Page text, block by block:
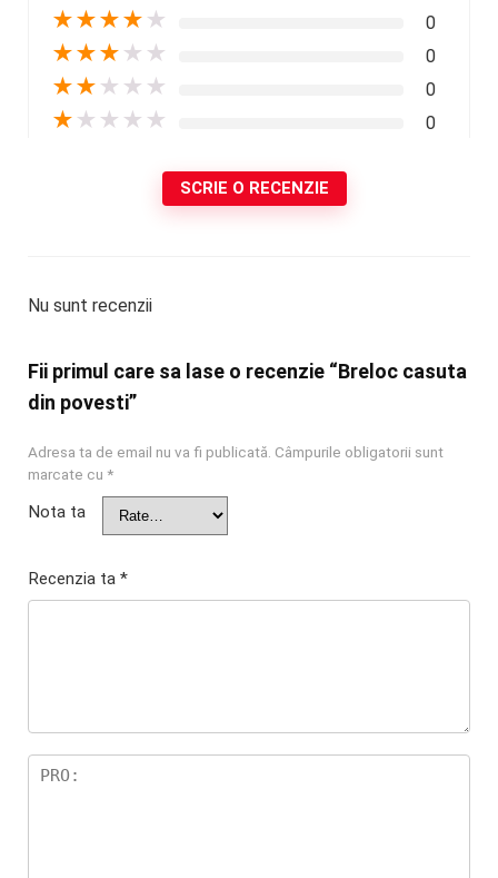
★★★★ ★ 0
★★★ ★ ★ 0
★★ ★ ★ ★ 0
★ ★ ★ ★ ★ 0
SCRIE O RECENZIE
Nu sunt recenzii
Fii primul care sa lase o recenzie “Breloc casuta
din povesti”
Adresa ta de email nu va fi publicată. Câmpurile obligatorii sunt
marcate cu *
Nota ta
Recenzia ta *